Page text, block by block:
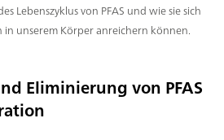
Lebenszyklus von PFAS und wie sie sich
in unserem Körper anreichern können.
Eliminierung von PFAS